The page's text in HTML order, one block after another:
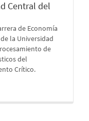
Central del
de Economía
la Universidad
de
del
Crítico.